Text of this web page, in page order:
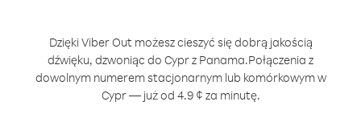
Dzięki Viber Out możesz cieszyć się dobrą jakością
dźwięku, dzwoniąc do Cypr z Panama.Połączenia z
dowolnym numerem stacjonarnym lub komórkowym w
Cypr — już od 4.9 ¢ za minutę.